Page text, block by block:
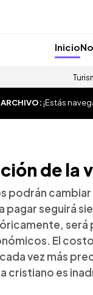
Inicio
¡Estás
de la
podrán
pagar seguirá
será
El
vez más
cristiano es